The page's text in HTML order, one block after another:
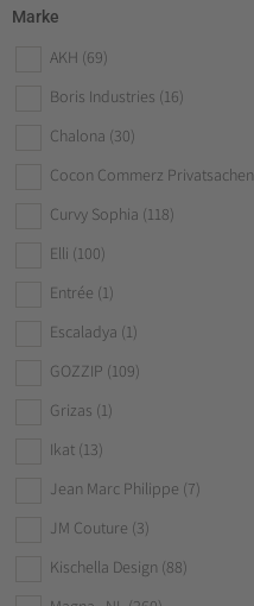
Marke
AKH (69)
Boris Industries (16)
Chalona (30)
Cocon Commerz Privatsachen
Curvy Sophia (118)
Elli (100)
Entrée (1)
Escaladya (1)
GOZZIP (109)
Grizas (1)
Ikat (13)
Jean Marc Philippe (7)
JM Couture (3)
Kischella Design (88)